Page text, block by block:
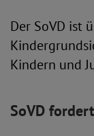
Der SoVD ist
Kindern und
SoVD